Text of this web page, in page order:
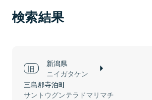
検索結果
新潟県
ニイガタケン
三島郡寺泊町
サントウグンテラドマリマチ